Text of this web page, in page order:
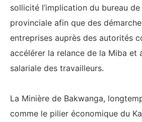
sollicité l’implication du bureau de
provinciale afin que des
entreprises auprès des autorités
accélérer la relance de la Miba et
salariale des travailleurs.
‎La Minière de Bakwanga,
comme le pilier économique du